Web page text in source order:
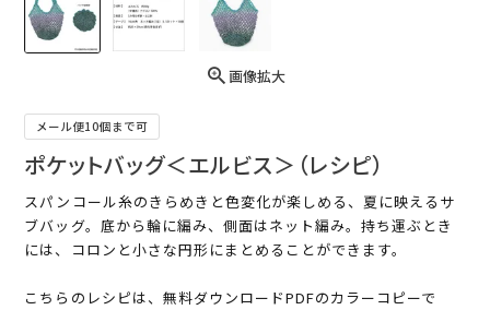
画像拡大
メール便10個まで可
ポケットバッグ＜エルビス＞（レシピ）
スパンコール糸のきらめきと色変化が楽しめる、夏に映えるサ
ブバッグ。底から輪に編み、側面はネット編み。持ち運ぶとき
には、コロンと小さな円形にまとめることができます。
こちらのレシピは、無料ダウンロードPDFのカラーコピーで